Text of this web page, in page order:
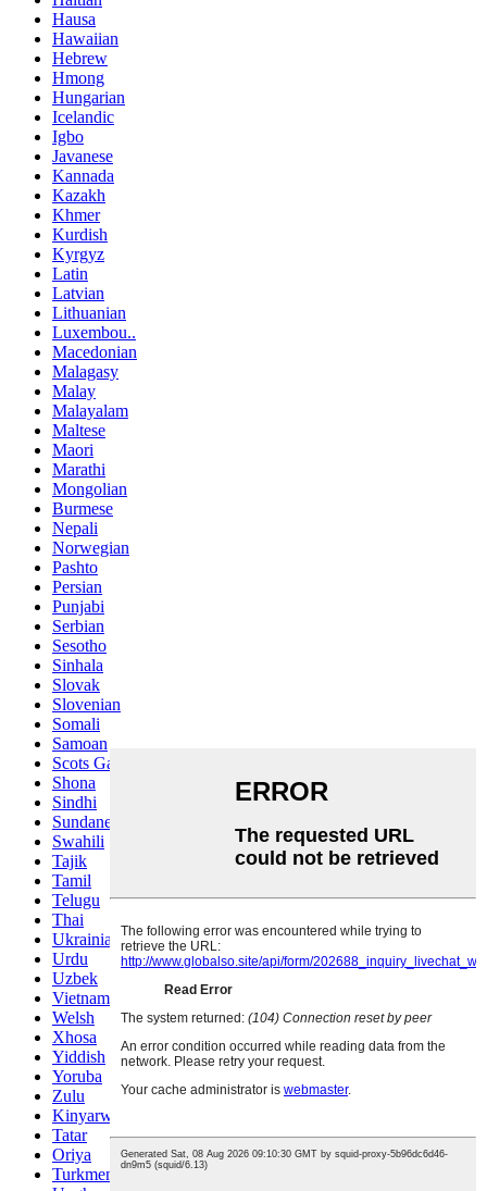
Hausa
Hawaiian
Hebrew
Hmong
Hungarian
Icelandic
Igbo
Javanese
Kannada
Kazakh
Khmer
Kurdish
Kyrgyz
Latin
Latvian
Lithuanian
Luxembou..
Macedonian
Malagasy
Malay
Malayalam
Maltese
Maori
Marathi
Mongolian
Burmese
Nepali
Norwegian
Pashto
Persian
Punjabi
Serbian
Sesotho
Sinhala
Slovak
Slovenian
Somali
Samoan
Scots Gaelic
Shona
Sindhi
Sundanese
Swahili
Tajik
Tamil
Telugu
Thai
Ukrainian
Urdu
Uzbek
Vietnamese
Welsh
Xhosa
Yiddish
Yoruba
Zulu
Kinyarwanda
Tatar
Oriya
Turkmen